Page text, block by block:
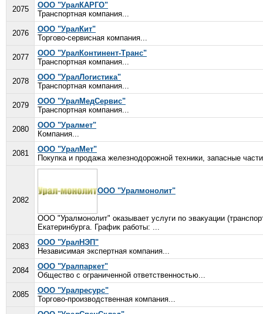
2075
ООО "УралКАРГО"
Транспортная компания...
2076
ООО "УралКит"
Торгово-сервисная компания...
2077
ООО "УралКонтинент-Транс"
Транспортная компания...
2078
ООО "УралЛогистика"
Транспортная компания...
2079
ООО "УралМедСервис"
Транспортная компания...
2080
ООО "Уралмет"
Компания...
2081
ООО "УралМет"
Покупка и продажа железнодорожной техники, запасные
2082
ООО "Уралмонолит"
ООО "Уралмонолит" оказывает услуги по эвакуации
Екатеринбурга. График работы: ...
2083
ООО "УралНЭП"
Независимая экспертная компания...
2084
ООО "Уралпаркет"
Общество с ограниченной ответственностью...
2085
ООО "Уралресурс"
Торгово-производственная компания...